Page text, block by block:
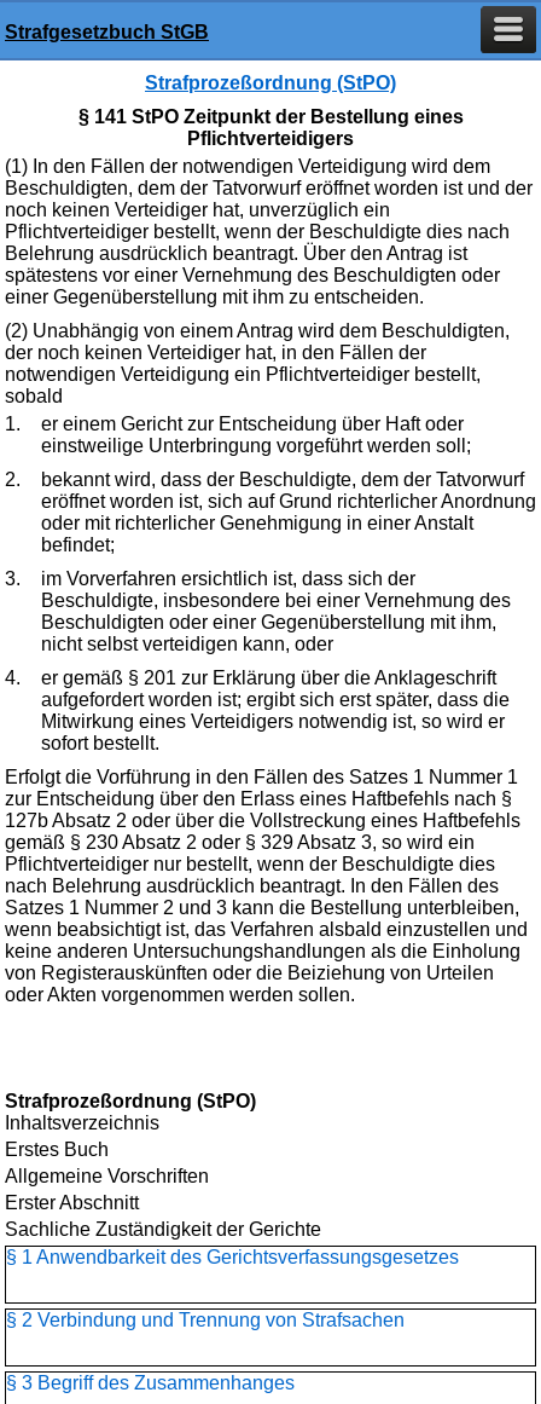
Strafgesetzbuch StGB
Strafprozeßordnung (StPO)
§ 141 StPO Zeitpunkt der Bestellung eines
Pflichtverteidigers
(1) In den Fällen der notwendigen Verteidigung wird dem
Beschuldigten, dem der Tatvorwurf eröffnet worden ist und der
noch keinen Verteidiger hat, unverzüglich ein
Pflichtverteidiger bestellt, wenn der Beschuldigte dies nach
Belehrung ausdrücklich beantragt. Über den Antrag ist
spätestens vor einer Vernehmung des Beschuldigten oder
einer Gegenüberstellung mit ihm zu entscheiden.
(2) Unabhängig von einem Antrag wird dem Beschuldigten,
der noch keinen Verteidiger hat, in den Fällen der
notwendigen Verteidigung ein Pflichtverteidiger bestellt,
sobald
1.
er einem Gericht zur Entscheidung über Haft oder
einstweilige Unterbringung vorgeführt werden soll;
2.
bekannt wird, dass der Beschuldigte, dem der Tatvorwurf
eröffnet worden ist, sich auf Grund richterlicher Anordnung
oder mit richterlicher Genehmigung in einer Anstalt
befindet;
3.
im Vorverfahren ersichtlich ist, dass sich der
Beschuldigte, insbesondere bei einer Vernehmung des
Beschuldigten oder einer Gegenüberstellung mit ihm,
nicht selbst verteidigen kann, oder
4.
er gemäß § 201 zur Erklärung über die Anklageschrift
aufgefordert worden ist; ergibt sich erst später, dass die
Mitwirkung eines Verteidigers notwendig ist, so wird er
sofort bestellt.
Erfolgt die Vorführung in den Fällen des Satzes 1 Nummer 1
zur Entscheidung über den Erlass eines Haftbefehls nach §
127b Absatz 2 oder über die Vollstreckung eines Haftbefehls
gemäß § 230 Absatz 2 oder § 329 Absatz 3, so wird ein
Pflichtverteidiger nur bestellt, wenn der Beschuldigte dies
nach Belehrung ausdrücklich beantragt. In den Fällen des
Satzes 1 Nummer 2 und 3 kann die Bestellung unterbleiben,
wenn beabsichtigt ist, das Verfahren alsbald einzustellen und
keine anderen Untersuchungshandlungen als die Einholung
von Registerauskünften oder die Beiziehung von Urteilen
oder Akten vorgenommen werden sollen.
Strafprozeßordnung (StPO)
Inhaltsverzeichnis
Erstes Buch
Allgemeine Vorschriften
Erster Abschnitt
Sachliche Zuständigkeit der Gerichte
§ 1 Anwendbarkeit des Gerichtsverfassungsgesetzes
§ 2 Verbindung und Trennung von Strafsachen
§ 3 Begriff des Zusammenhanges